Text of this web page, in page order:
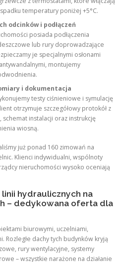
temperatury poniżej +5°C.
odcinków i podłączeń
posiada podłączenia
lub rury doprowadzające
je specjalnymi osłonami
montujemy
i dokumentacja
testy ciśnieniowe i symulację
otrzymuje szczegółowy protokół z
instalacji oraz instrukcję
wiosną.
już ponad 160 zimowań na
Klienci indywidualni, wspólnoty
nieruchomości wysoko oceniają
hydraulicznych na
– dedykowana oferta dla
biurowymi, uczelniami,
Rozległe dachy tych budynków kryją
rury wentylacyjne, systemy
– wszystkie narażone na działanie